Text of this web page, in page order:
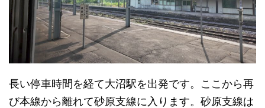
長い停車時間を経て大沼駅を出発です。ここから再
び本線から離れて砂原支線に入ります。砂原支線は